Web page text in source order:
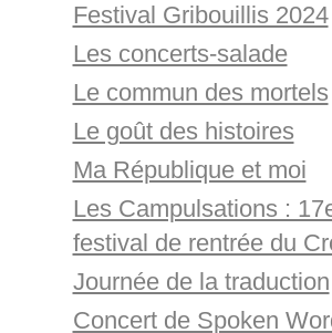
Festival Gribouillis 2024
Les concerts-salade
Le commun des mortels
Le goût des histoires
Ma République et moi
Les Campulsations :
festival de rentrée du
Journée de la traduction
Concert de Spoken